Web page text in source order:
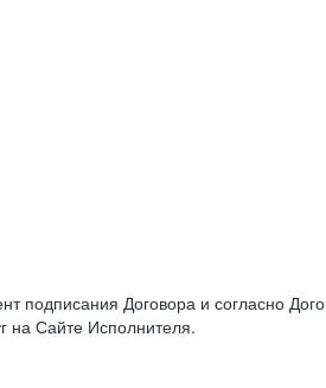
подписания Договора и согласно
на Сайте Исполнителя.